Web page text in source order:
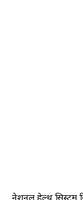
नेशनल हेल्थ सिस्टम